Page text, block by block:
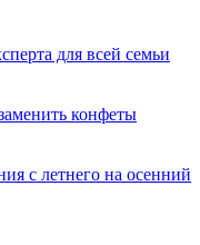
для всей семьи
конфеты
с летнего на осенний